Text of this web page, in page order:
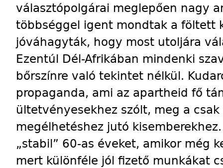
választópolgárai meglepően nagy
többséggel igent mondtak a föltett
jóváhagyták, hogy most utoljára
Ezentúl Dél-Afrikában mindenki
bőrszínre való tekintet nélkül.
propaganda, ami az apartheid fő
ültetvényesekhez szólt, meg a
megélhetéshez jutó
„stabil” 60-as éveket, amikor még
mert különféle jól fizető munkákat